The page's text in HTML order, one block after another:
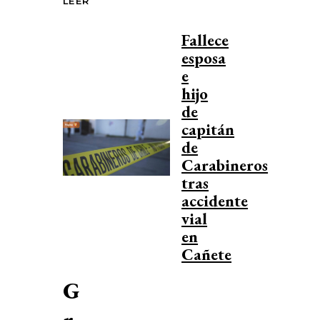
Fallece
esposa
e
hijo
de
capitán
de
Carabineros
tras
accidente
vial
en
Cañete
G